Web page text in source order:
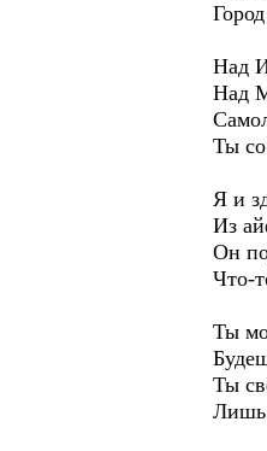
Над
Над
Ты
Я и
Из
Он
Что-
Ты
Ты
Лишь